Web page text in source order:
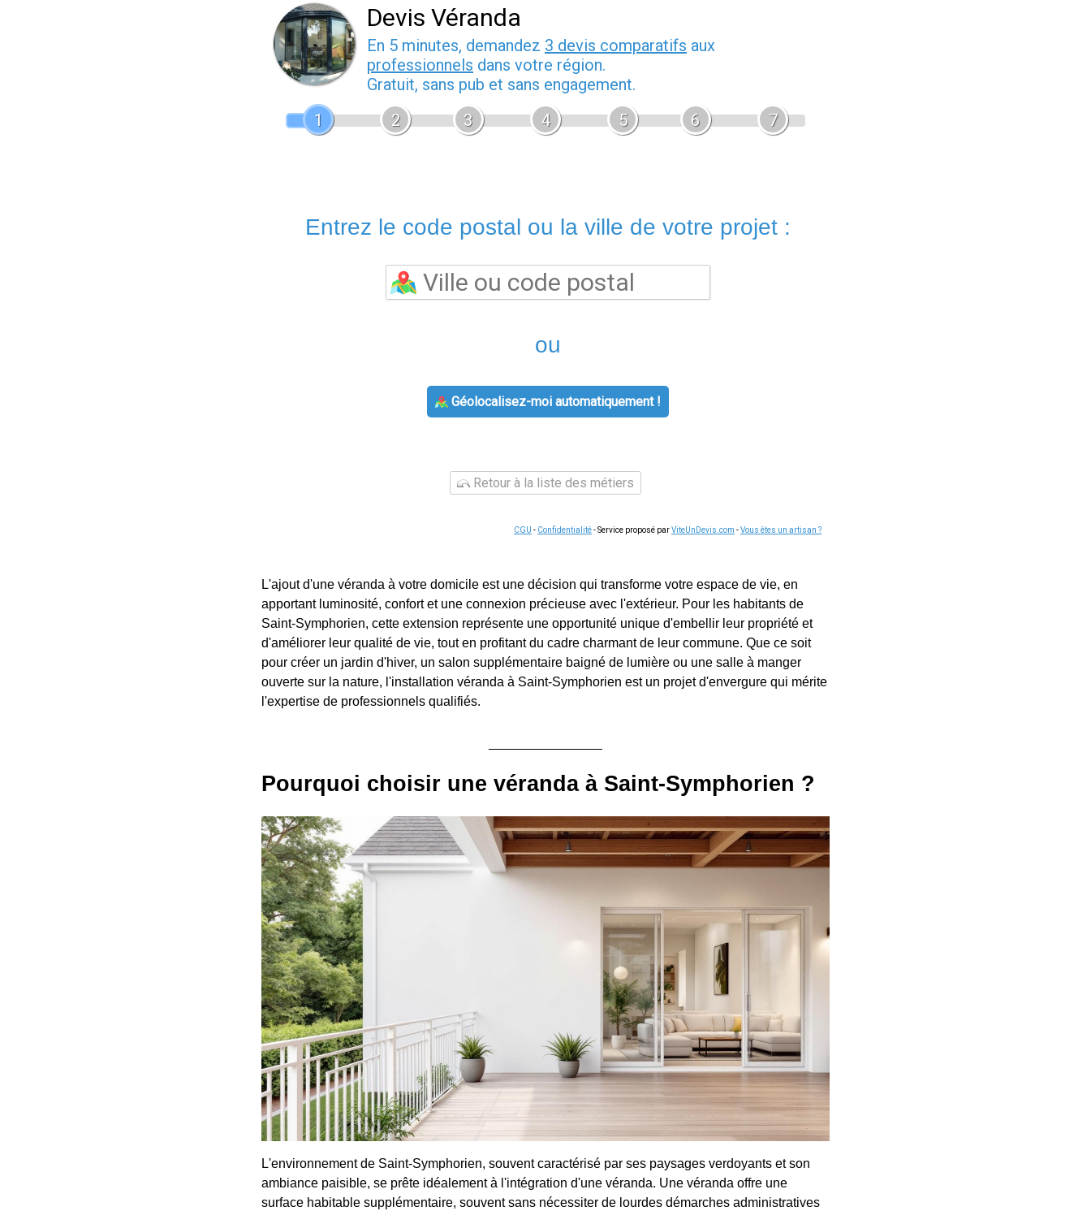
Devis Véranda
En 5 minutes, demandez 3 devis comparatifs aux
professionnels dans votre région.
Gratuit, sans pub et sans engagement.
1
2 3 4 5 6 7
Entrez le code postal ou la ville de votre projet :
ou
Géolocalisez-moi automatiquement !
Retour à la liste des métiers
CGU - Confidentialité- Service proposé parViteUnDevis.com -Vous êtes un artisan ?
L'ajout d'une véranda à votre domicile est une décision qui transforme votre espace de vie, en
apportant luminosité, confort et une connexion précieuse avec l'extérieur. Pour les habitants de
Saint-Symphorien, cette extension représente une opportunité unique d'embellir leur propriété et
d'améliorer leur qualité de vie, tout en profitant du cadre charmant de leur commune. Que ce soit
pour créer un jardin d'hiver, un salon supplémentaire baigné de lumière ou une salle à manger
ouverte sur la nature, l'installation véranda à Saint-Symphorien est un projet d'envergure qui mérite
l'expertise de professionnels qualifiés.
Pourquoi choisir une véranda à Saint-Symphorien ?
L'environnement de Saint-Symphorien, souvent caractérisé par ses paysages verdoyants et son
ambiance paisible, se prête idéalement à l'intégration d'une véranda. Une véranda offre une
surface habitable supplémentaire, souvent sans nécessiter de lourdes démarches administratives